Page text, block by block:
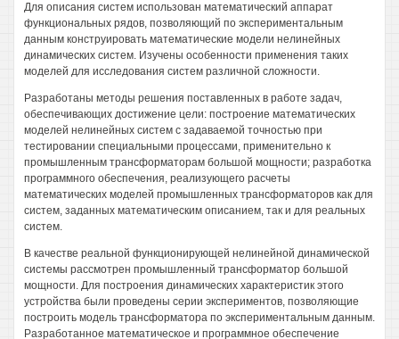
Для описания систем использован математический аппарат
функциональных рядов, позволяющий по экспериментальным
данным конструировать математические модели нелинейных
динамических систем. Изучены особенности применения таких
моделей для исследования систем различной сложности.
Разработаны методы решения поставленных в работе задач,
обеспечивающих достижение цели: построение математических
моделей нелинейных систем с задаваемой точностью при
тестировании специальными процессами, применительно к
промышленным трансформаторам большой мощности; разработка
программного обеспечения, реализующего расчеты
математических моделей промышленных трансформаторов как для
систем, заданных математическим описанием, так и для реальных
систем.
В качестве реальной функционирующей нелинейной динамической
системы рассмотрен промышленный трансформатор большой
мощности. Для построения динамических характеристик этого
устройства были проведены серии экспериментов, позволяющие
построить модель трансформатора по экспериментальным данным.
Разработанное математическое и программное обеспечение